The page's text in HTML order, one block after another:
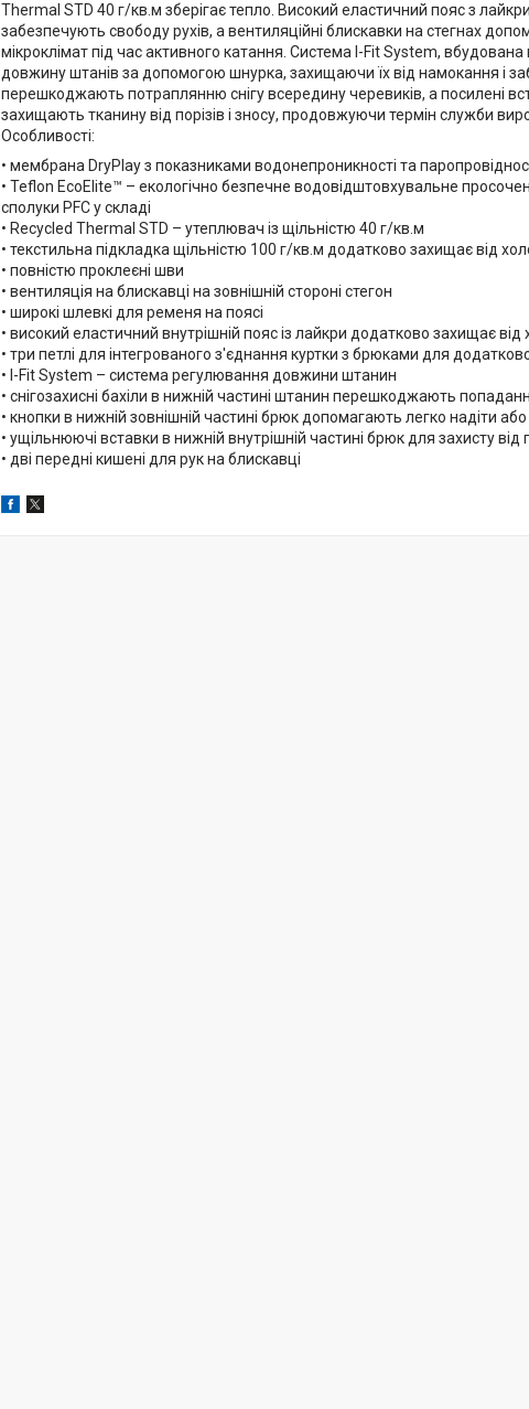
Thermal STD 40 г/кв.м зберігає тепло. Високий еластичний пояс з
забезпечують свободу рухів, а вентиляційні блискавки на стегнах
мікроклімат під час активного катання. Система I-Fit System,
довжину штанів за допомогою шнурка, захищаючи їх від намокання і
перешкоджають потраплянню снігу всередину черевиків, а посилені
захищають тканину від порізів і зносу, продовжуючи термін служби
Особливості:
• мембрана DryPlay з показниками водонепроникності та
• Teflon EcoElite™ – екологічно безпечне водовідштовхувальне
сполуки PFC у складі
• Recycled Thermal STD – утеплювач із щільністю 40 г/кв.м
• текстильна підкладка щільністю 100 г/кв.м додатково захищає від
• повністю проклеєні шви
• вентиляція на блискавці на зовнішній стороні стегон
• широкі шлевкі для ременя на поясі
• високий еластичний внутрішній пояс із лайкри додатково захищає
• три петлі для інтегрованого з'єднання куртки з брюками для
• I-Fit System – система регулювання довжини штанин
• снігозахисні бахіли в нижній частині штанин перешкоджають
• кнопки в нижній зовнішній частині брюк допомагають легко надіти
• ущільнюючі вставки в нижній внутрішній частині брюк для захисту від
• дві передні кишені для рук на блискавці